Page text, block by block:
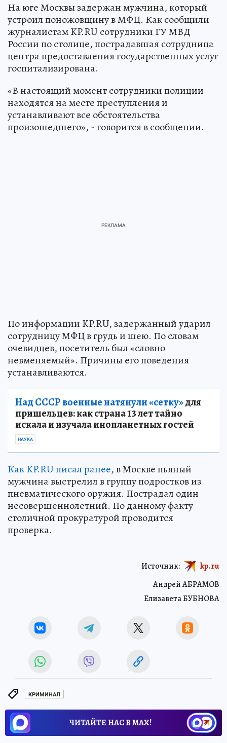
На юге Москвы задержан мужчина, который
устроил поножовщину в МФЦ. Как сообщили
журналистам KP.RU сотрудники ГУ МВД
России по столице, пострадавшая сотрудница
центра предоставления государственных услуг
госпитализирована.
«В настоящий момент сотрудники полиции
находятся на месте преступления и
устанавливают все обстоятельства
произошедшего», - говорится в сообщении.
По информации KP.RU, задержанный ударил
сотрудницу МФЦ в грудь и шею. По словам
очевидцев, посетитель был «словно
невменяемый». Причины его поведения
устанавливаются.
Над СССР военные натянули «сетку»для
пришельцев: как страна 13 лет тайно
искала и изучала инопланетных гостей
НАУКА
Как KP.RU писал ранее, в Москве пьяный
мужчина выстрелил в группу подростков из
пневматического оружия. Пострадал один
несовершеннолетний. По данному факту
столичной прокуратурой проводится
проверка.
Андрей АБРАМОВ
Елизавета БУБНОВА
Источник: kp.ru
КРИМИНАЛ
ЧИТАЙТЕ НАС В МАХ!